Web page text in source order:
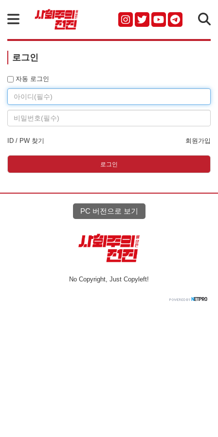
로그인
자동 로그인
Password
ID / PW 찾기 회원가입
로그인
PC 버전으로 보기
No Copyright, Just Copyleft!